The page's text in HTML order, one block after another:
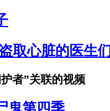
取心脏的医生们
者”关联的视频